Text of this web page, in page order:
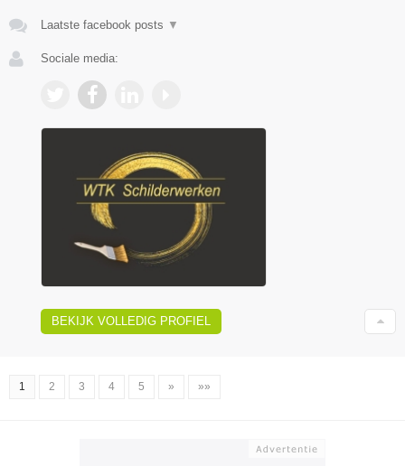
Laatste facebook posts ▼
Sociale media:
BEKIJK VOLLEDIG PROFIEL
1 2 3 4 5 » »»